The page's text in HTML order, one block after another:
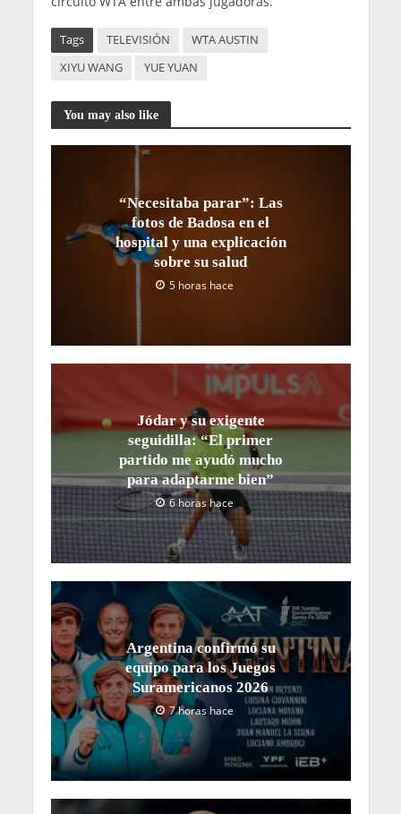
Tags TELEVISIÓN
WTA AUSTIN
XIYU WANG
YUE YUAN
You may also like
“Necesitaba parar”: Las
fotos de Badosa en el
hospital y una explicación
sobre su salud
5 horas hace
Jódar y su exigente
seguidilla: “El primer
partido me ayudó mucho
para adaptarme bien”
6 horas hace
Argentina confirmó su
equipo para los Juegos
Suramericanos 2026
7 horas hace